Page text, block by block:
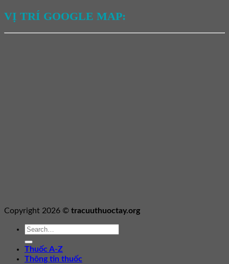
VỊ TRÍ GOOGLE MAP:
Copyright 2026 © tracuuthuoctay.org
Thuốc A-Z
Thông tin thuốc